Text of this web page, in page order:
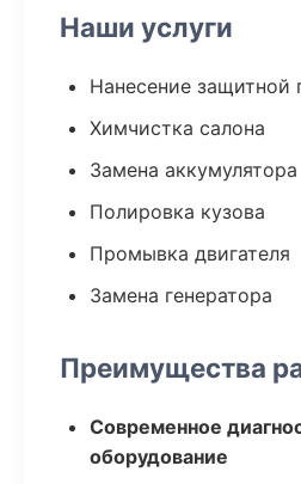
Наши услуги
Нанесение защитной
Химчистка салона
Замена аккумулятора
Полировка кузова
Промывка двигателя
Замена генератора
Преимущества
Современное
оборудование